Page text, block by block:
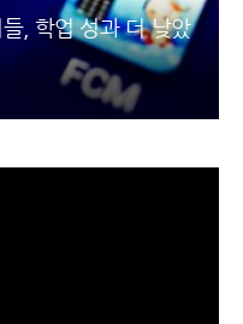
, 학업 성과 더 낮았